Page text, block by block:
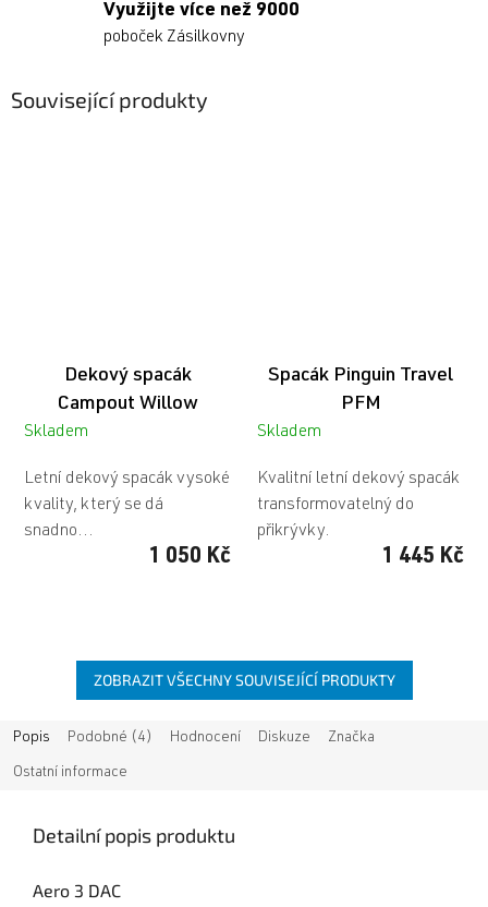
Využijte více než 9000
poboček Zásilkovny
Související produkty
Dekový spacák
Campout Willow
Skladem
1 050 Kč
Letní dekový spacák vysoké
kvality, který se dá
snadno...
Spacák Pinguin Travel
PFM
Skladem
1 445 Kč
Kvalitní letní dekový spacák
transformovatelný do
přikrývky.
ZOBRAZIT VŠECHNY SOUVISEJÍCÍ PRODUKTY
Popis Podobné (4) Hodnocení Diskuze Značka
Ostatní informace
Detailní popis produktu
Aero 3 DAC